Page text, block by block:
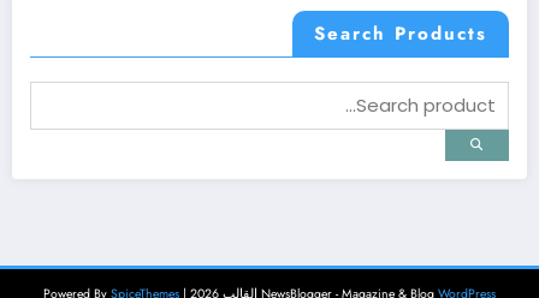
Search Products
NewsBlogger - Magazine & Blog WordPress القالب 2026 | Powered By SpiceThemes